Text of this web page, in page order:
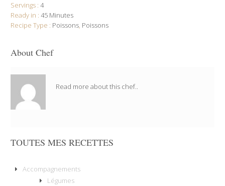
Servings :4
Ready in :45 Minutes
Recipe Type : Poissons, Poissons
About Chef
Read more about this chef..
TOUTES MES RECETTES
Accompagnements
Légumes